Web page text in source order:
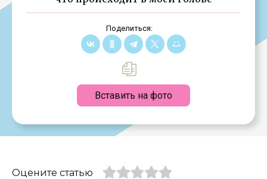
Поделиться:
Вставить на фото
Оцените статью